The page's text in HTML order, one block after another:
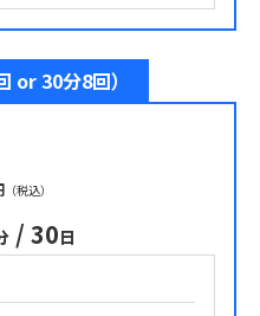
or 30分8回）
（税込）
/ 30日